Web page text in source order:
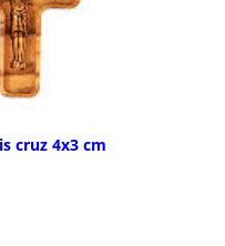
cruz 4x3 cm